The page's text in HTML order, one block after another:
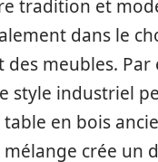
tradition et
dans le
des meubles. Par
style industriel
en bois
mélange crée un